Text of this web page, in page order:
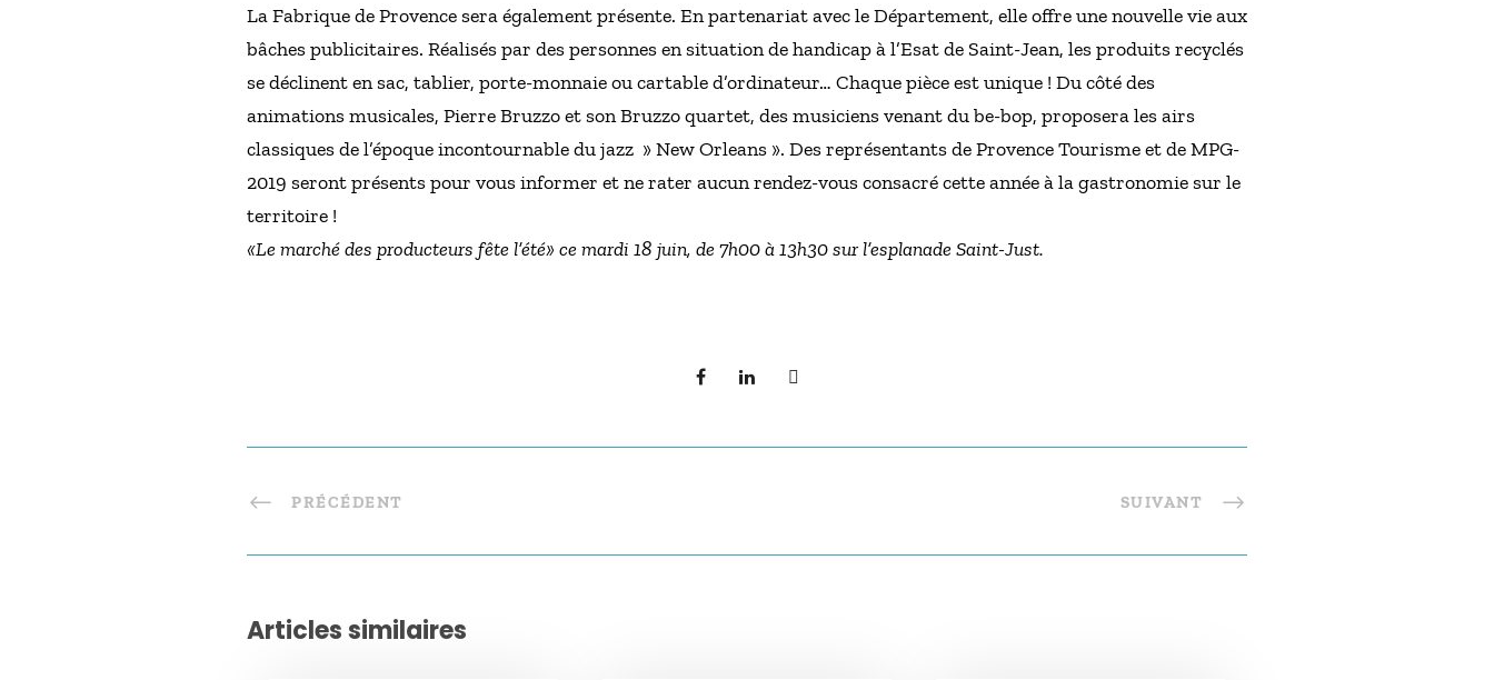
La Fabrique de Provence sera également présente. En partenariat avec le Département, elle offre une nouvelle vie aux
bâches publicitaires. Réalisés par des personnes en situation de handicap à l’Esat de Saint-Jean, les produits recyclés
se déclinent en sac, tablier, porte-monnaie ou cartable d’ordinateur… Chaque pièce est unique ! Du côté des
animations musicales, Pierre Bruzzo et son Bruzzo quartet, des musiciens venant du be-bop, proposera les airs
classiques de l’époque incontournable du jazz » New Orleans ». Des représentants de Provence Tourisme et de MPG-
2019 seront présents pour vous informer et ne rater aucun rendez-vous consacré cette année à la gastronomie sur le
territoire !
«Le marché des producteurs fête l’été» ce mardi 18 juin, de 7h00 à 13h30 sur l’esplanade Saint-Just.
PRÉCÉDENT SUIVANT
Articles similaires